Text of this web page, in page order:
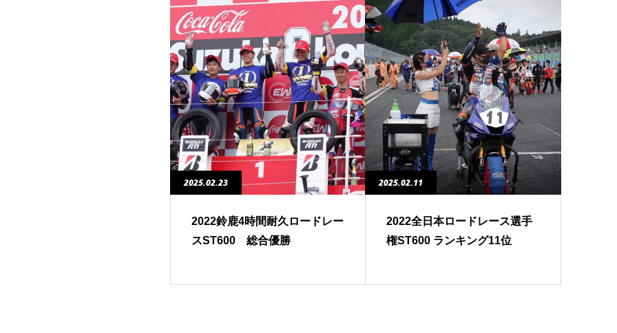
2025.02.23
2022鈴鹿4時間耐久ロードレー
スST600 総合優勝
2025.02.11
2022全日本ロードレース選手
権ST600 ランキング11位